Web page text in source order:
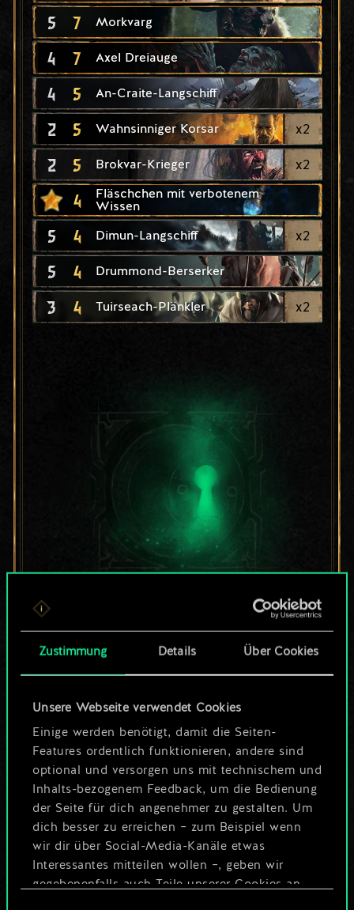
Zustimmung Details Über Cookies
Unsere Webseite verwendet Cookies
Einige werden benötigt, damit die Seiten-
Features ordentlich funktionieren, andere sind
optional und versorgen uns mit technischem und
Inhalts-bezogenem Feedback, um die Bedienung
der Seite für dich angenehmer zu gestalten. Um
dich besser zu erreichen – zum Beispiel wenn
wir dir über Social-Media-Kanäle etwas
Interessantes mitteilen wollen –, geben wir
gegebenenfalls auch Teile unserer Cookies an
5 7 Morkvarg
4 7 Axel Dreiauge
4 5 An-Craite-Langschiff
2 5 Wahnsinniger Korsar x2
2 5 Brokvar-Krieger x2
4
Fläschchen mit verbotenem
Wissen
5 4 Dimun-Langschiff x2
5 4 Drummond-Berserker
3 4 Tuirseach-Plänkler x2
Bis jetzt ist dies nur
ein geteilter Satz
Wo es doch so viel
mehr sein kann!
Deck benennen und Leitfaden
Deck bearbeiten